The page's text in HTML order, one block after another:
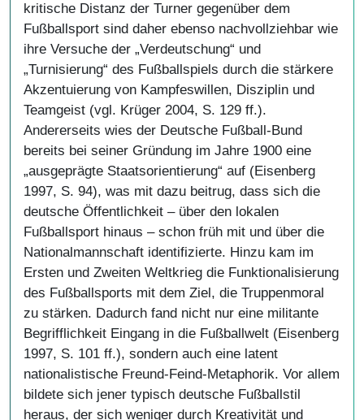
kritische Distanz der Turner gegenüber dem
Fußballsport sind daher ebenso nachvollziehbar wie
ihre Versuche der „Verdeutschung“ und
„Turnisierung“ des Fußballspiels durch die stärkere
Akzentuierung von Kampfeswillen, Disziplin und
Teamgeist (vgl. Krüger 2004, S. 129 ff.).
Andererseits wies der Deutsche Fußball-Bund
bereits bei seiner Gründung im Jahre 1900 eine
„ausgeprägte Staatsorientierung“ auf (Eisenberg
1997, S. 94), was mit dazu beitrug, dass sich die
deutsche Öffentlichkeit – über den lokalen
Fußballsport hinaus – schon früh mit und über die
Nationalmannschaft identifizierte. Hinzu kam im
Ersten und Zweiten Weltkrieg die Funktionalisierung
des Fußballsports mit dem Ziel, die Truppenmoral
zu stärken. Dadurch fand nicht nur eine militante
Begrifflichkeit Eingang in die Fußballwelt (Eisenberg
1997, S. 101 ff.), sondern auch eine latent
nationalistische Freund-Feind-Metaphorik. Vor allem
bildete sich jener typisch deutsche Fußballstil
heraus, der sich weniger durch Kreativität und